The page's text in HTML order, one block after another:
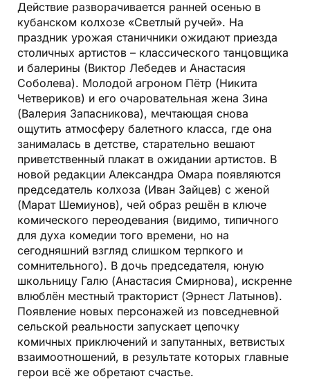
Действие разворачивается ранней осенью в
кубанском колхозе «Светлый ручей». На
праздник урожая станичники ожидают приезда
столичных артистов – классического танцовщика
и балерины (Виктор Лебедев и Анастасия
Соболева). Молодой агроном Пётр (Никита
Четвериков) и его очаровательная жена Зина
(Валерия Запасникова), мечтающая снова
ощутить атмосферу балетного класса, где она
занималась в детстве, старательно вешают
приветственный плакат в ожидании артистов. В
новой редакции Александра Омара появляются
председатель колхоза (Иван Зайцев) с женой
(Марат Шемиунов), чей образ решён в ключе
комического переодевания (видимо, типичного
для духа комедии того времени, но на
сегодняшний взгляд слишком терпкого и
сомнительного). В дочь председателя, юную
школьницу Галю (Анастасия Смирнова), искренне
влюблён местный тракторист (Эрнест Латынов).
Появление новых персонажей из повседневной
сельской реальности запускает цепочку
комичных приключений и запутанных, ветвистых
взаимоотношений, в результате которых главные
герои всё же обретают счастье.